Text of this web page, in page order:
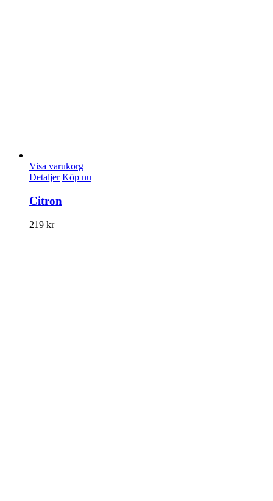
Visa varukorg
Detaljer Köp nu
Citron
219 kr